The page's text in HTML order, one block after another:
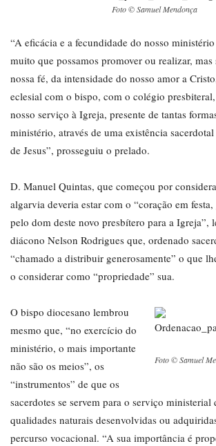
Foto © Samuel Mendonça
“A eficácia e a fecundidade do nosso
muito que possamos promover ou realizar,
nossa fé, da intensidade do nosso amor a
eclesial com o bispo, com o colégio
nosso serviço à Igreja, presente de tantas
ministério, através de uma existência
de Jesus”, prosseguiu o prelado.
D. Manuel Quintas, que começou por
algarvia deveria estar com o “coração em
pelo dom deste novo presbítero para a Igreja”,
diácono Nelson Rodrigues que, ordenado
“chamado a distribuir generosamente” o que
o considerar como “propriedade” sua.
Foto © Samuel
O bispo diocesano lembrou
mesmo que, “no exercício do
ministério, o mais importante
não são os meios”, os
“instrumentos” de que os
sacerdotes se servem para o serviço ministerial
qualidades naturais desenvolvidas ou
percurso vocacional. “A sua importância é